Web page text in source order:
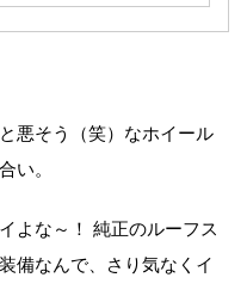
悪そう（笑）なホイール
い。
よな～！ 純正のルーフス
備なんで、さり気なくイ